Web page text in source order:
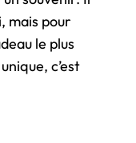
mais pour
le plus
c’est